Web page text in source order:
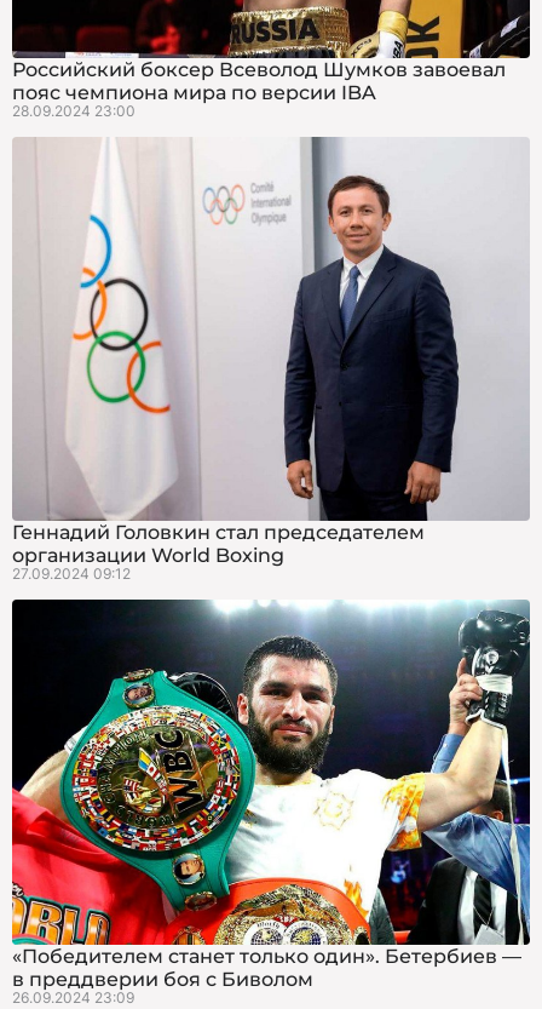
Российский боксер Всеволод Шумков завоевал
пояс чемпиона мира по версии IBA
28.09.2024 23:00
Геннадий Головкин стал председателем
организации World Boxing
27.09.2024 09:12
«Победителем станет только один». Бетербиев —
в преддверии боя с Биволом
26.09.2024 23:09